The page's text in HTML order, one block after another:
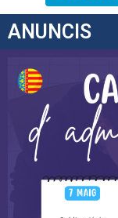
ANUNCIS